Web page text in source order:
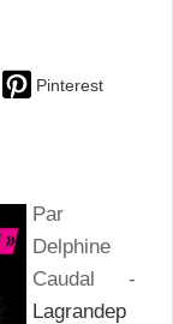
Pinterest
Par
Delphine
Caudal -
Lagrandep